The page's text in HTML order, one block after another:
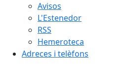
Avisos
L'Estenedor
RSS
Hemeroteca
Adreces i telèfons